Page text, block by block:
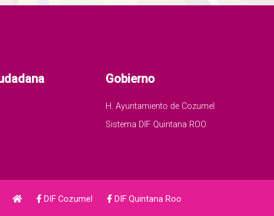
Gobierno
H. Ayuntamiento de Cozumel
Sistema DIF Quintana ROO
DIF Cozumel DIF Quintana Roo